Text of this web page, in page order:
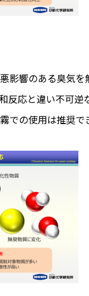
影響のある臭気
反応と違い不可
での使用は推奨で